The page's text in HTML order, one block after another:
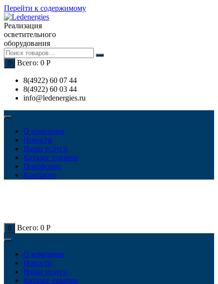
Перейти к содержимому
Реализация
осветительного
оборудования
0 Всего: 0 Р
8(4922) 60 07 44
8(4922) 60 03 44
info@ledenergies.ru
О компании
Новости
Наши услуги
Каталог товаров
Портфолио
Контакты
0 Всего: 0 Р
О компании
Новости
Наши услуги
Каталог товаров